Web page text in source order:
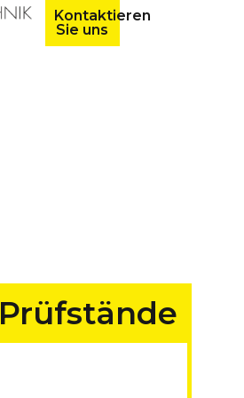
Kontaktieren
Sie uns
Prüfstände